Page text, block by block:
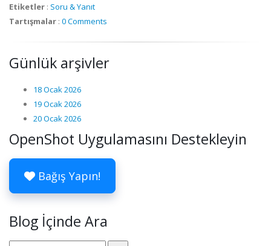
Etiketler : Soru & Yanıt
Tartışmalar : 0 Comments
Günlük arşivler
18 Ocak 2026
19 Ocak 2026
20 Ocak 2026
OpenShot Uygulamasını Destekleyin
Bağış Yapın!
Blog İçinde Ara